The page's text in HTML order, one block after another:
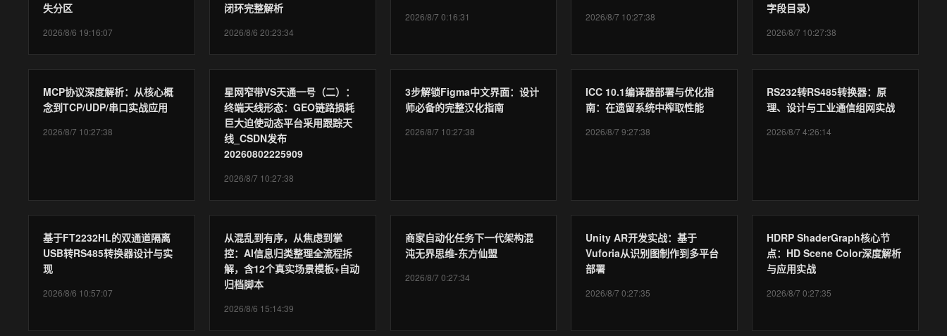
失分区
2026/8/6 19:16:07
闭环完整解析
2026/8/6 20:23:34
2026/8/7 0:16:31 2026/8/7 10:27:38
字段目录）
2026/8/7 10:27:38
MCP协议深度解析：从核心概
念到TCP/UDP/串口实战应用
2026/8/7 10:27:38
星网窄带VS天通一号（二）：
终端天线形态：GEO链路损耗
巨大迫使动态平台采用跟踪天
线_CSDN发布
20260802225909
2026/8/7 10:27:38
3步解锁Figma中文界面：设计
师必备的完整汉化指南
2026/8/7 10:27:38
ICC 10.1编译器部署与优化指
南：在遗留系统中榨取性能
2026/8/7 9:27:38
RS232转RS485转换器：原
理、设计与工业通信组网实战
2026/8/7 4:26:14
基于FT2232HL的双通道隔离
USB转RS485转换器设计与实
现
2026/8/6 10:57:07
从混乱到有序，从焦虑到掌
控：AI信息归类整理全流程拆
解，含12个真实场景模板+自动
归档脚本
2026/8/6 15:14:39
商家自动化任务下一代架构混
沌无界思维-东方仙盟
2026/8/7 0:27:34
Unity AR开发实战：基于
Vuforia从识别图制作到多平台
部署
2026/8/7 0:27:35
HDRP ShaderGraph核心节
点：HD Scene Color深度解析
与应用实战
2026/8/7 0:27:35